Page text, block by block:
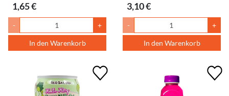
1,65 €
- +
In den Warenkorb
3,10 €
- +
In den Warenkorb